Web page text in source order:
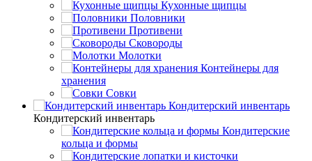
Кухонные щипцы
Половники
Противени
Сковороды
Молотки
Контейнеры для
хранения
Совки
Кондитерский инвентарь
Кондитерский инвентарь
Кондитерские
кольца и формы